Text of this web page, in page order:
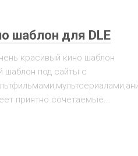
шаблон для DLE
красивый кино шаблон
шаблон под сайты с
приятно сочетаемые...